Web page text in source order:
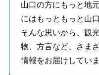
山口の方にもっと地
にはもっともっと山
そんな思いから、観
物、方言など、さま
情報をお届けしていま